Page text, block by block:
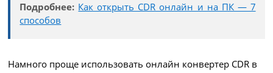
Подробнее: Как открыть CDR онлайн и на ПК — 7
способов
Намного проще использовать онлайн конвертер CDR в